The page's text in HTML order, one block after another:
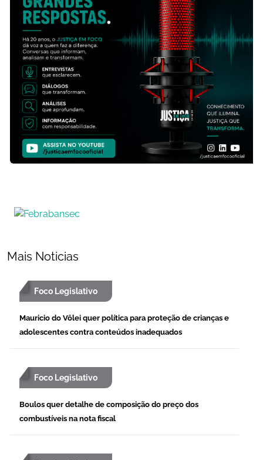
Mais Noticias
Foco Legislativo
Mauricio do Vôlei quer política para proteção de crianças e
adolescentes contra conteúdos inadequados
Foco Legislativo
Boulos quer detalhe de composição do preço dos
combustíveis na nota fiscal